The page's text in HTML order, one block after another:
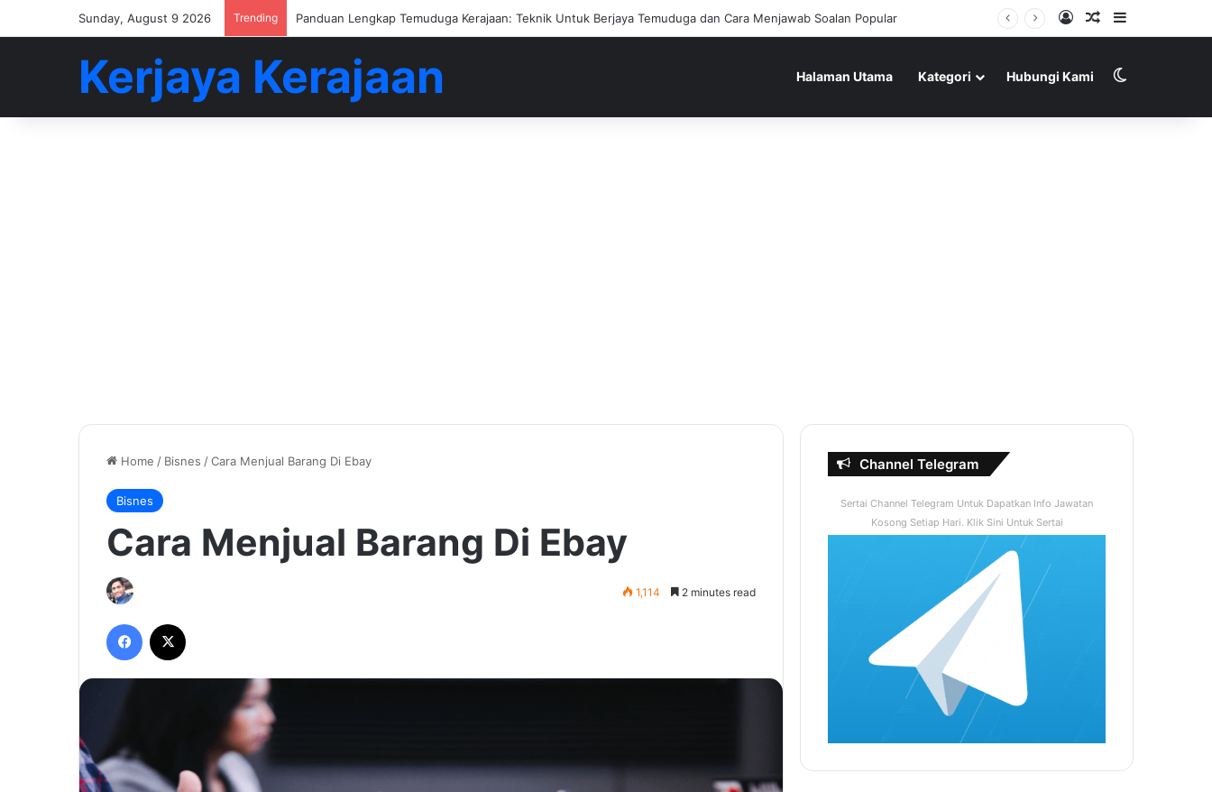
Sunday, August 9 2026 Trending Buat 5-6 Angka Dengan Jadi Ejen Hartanah Log InRandom Article
Sidebar
Kerjaya Kerajaan Halaman Utama Kategori Hubungi Kami
Home / Bisnes /Cara Menjual Barang Di Ebay
Bisnes
Cara Menjual Barang Di Ebay
1,114 2 minutes read
Facebook
Channel Telegram
Sertai Channel Telegram Untuk Dapatkan Info Jawatan
Kosong Setiap Hari. Klik Sini Untuk Sertai